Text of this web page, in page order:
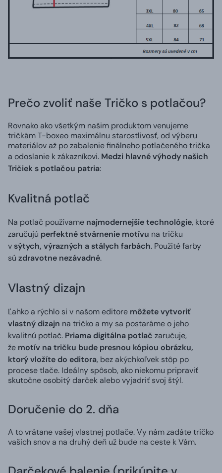
Prečo zvoliť naše Tričko s potlačou?
Rovnako ako všetkým našim produktom venujeme
tričkám T-boxeo maximálnu starostlivosť, od výberu
materiálov až po zabalenie finálneho potlačeného trička
a odoslanie k zákazníkovi. Medzi hlavné výhody našich
Tričiek s potlačou patria:
Kvalitná potlač
Na potlač používame najmodernejšie technológie, ktoré
zaručujú perfektné stvárnenie motívu na tričku
v sýtych, výrazných a stálych farbách. Použité farby
sú zdravotne nezávadné.
Vlastný dizajn
Ľahko a rýchlo si v našom editore môžete vytvoriť
vlastný dizajn na tričko a my sa postaráme o jeho
kvalitnú potlač. Priama digitálna potlač zaručuje,
že motív na tričku bude presnou kópiou obrázku,
ktorý vložíte do editora, bez akýchkoľvek stôp po
procese tlače. Ideálny spôsob, ako niekomu pripraviť
skutočne osobitý darček alebo vyjadriť svoj štýl.
Doručenie do 2. dňa
A to vrátane vašej vlastnej potlače. Vy nám zadáte tričko
vašich snov a na druhý deň už bude na ceste k Vám.